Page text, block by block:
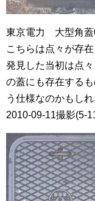
東京電力 大型角蓋
こちらは点々が存在
発見した当初は点
の蓋にも存在する
う仕様なのかもしれ
2010-09-11撮影(5-